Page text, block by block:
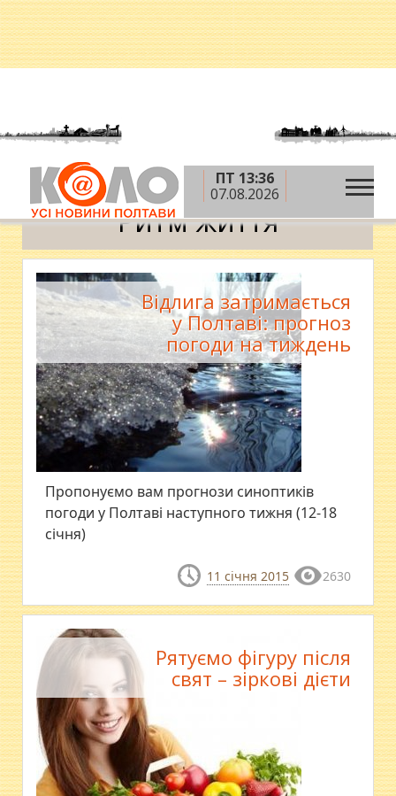
ПТ 13:36
07.08.2026
Головна » Ритм життя
Ритм життя
Відлига затримається
у Полтаві: прогноз
погоди на тиждень
Пропонуємо вам прогнози синоптиків
погоди у Полтаві наступного тижня (12-18
січня)
11 січня 2015 2630
Рятуємо фігуру після
свят – зіркові дієти